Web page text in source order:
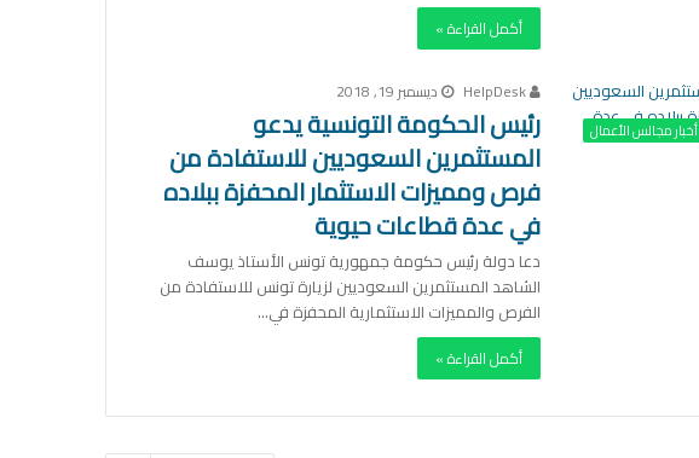
أكمل القراءة »
أخبار مجالس الأعمال
ديسمبر 19, 2018
رئيس الحكومة التونسية يدعو
المستثمرين السعوديين للاستفادة من
فرص ومميزات الاستثمار المحفزة ببلاده
في عدة قطاعات حيوية
دعا دولة رئيس حكومة جمهورية تونس الأستاذ يوسف
الشاهد المستثمرين السعوديين لزيارة تونس للاستفادة من
الفرص والمميزات الاستثمارية المحفزة في…
أكمل القراءة »